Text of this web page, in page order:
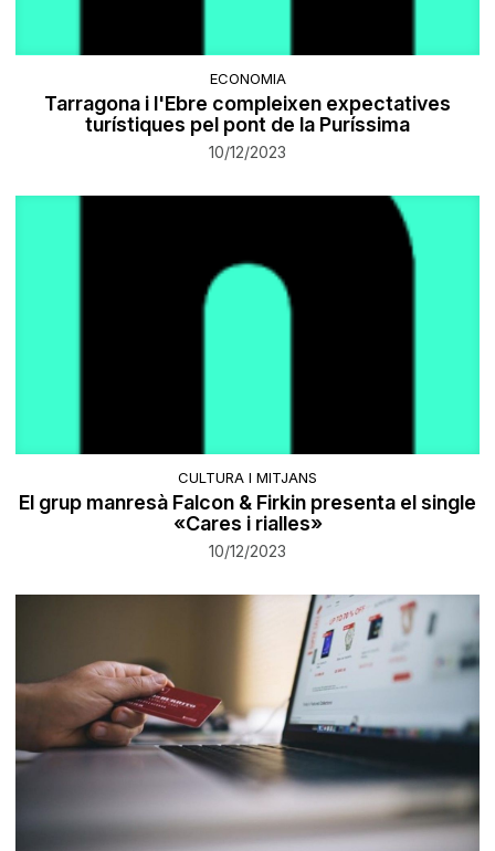
ECONOMIA
Tarragona i l'Ebre compleixen expectatives
turístiques pel pont de la Puríssima
10/12/2023
CULTURA I MITJANS
El grup manresà Falcon & Firkin presenta el single
«Cares i rialles»
10/12/2023